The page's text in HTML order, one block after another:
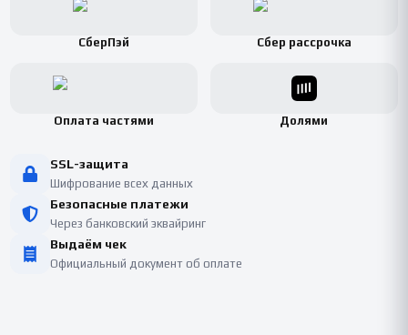
СберПэй Сбер рассрочка
Оплата частями Долями
SSL-защита
Шифрование всех данных
Безопасные платежи
Через банковский эквайринг
Выдаём чек
Официальный документ об оплате